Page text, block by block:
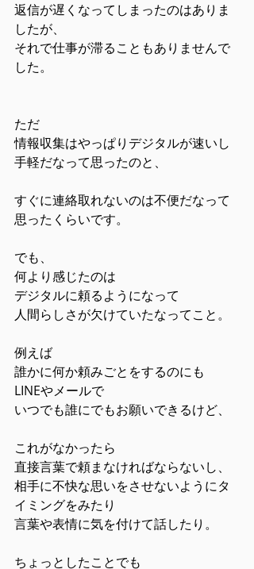
返信が遅くなってしまったのはありま
したが、
それで仕事が滞ることもありませんで
した。
ただ
情報収集はやっぱりデジタルが速いし
手軽だなって思ったのと、
すぐに連絡取れないのは不便だなって
思ったくらいです。
でも、
何より感じたのは
デジタルに頼るようになって
人間らしさが欠けていたなってこと。
例えば
誰かに何か頼みごとをするのにも
LINEやメールで
いつでも誰にでもお願いできるけど、
これがなかったら
直接言葉で頼まなければならないし、
相手に不快な思いをさせないようにタ
イミングをみたり
言葉や表情に気を付けて話したり。
ちょっとしたことでも